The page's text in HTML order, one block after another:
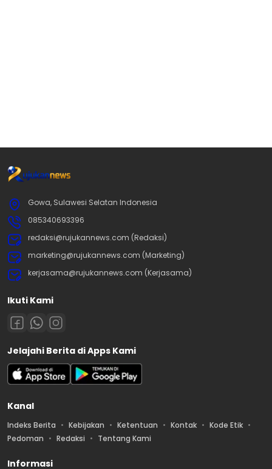
Gowa, Sulawesi Selatan Indonesia
085340693396
redaksi@rujukannews.com (Redaksi)
marketing@rujukannews.com (Marketing)
kerjasama@rujukannews.com (Kerjasama)
Ikuti Kami
Jelajahi Berita di Apps Kami
Kanal
Indeks Berita Kebijakan Ketentuan Kontak
Kode Etik
Pedoman
Redaksi Tentang Kami
Informasi